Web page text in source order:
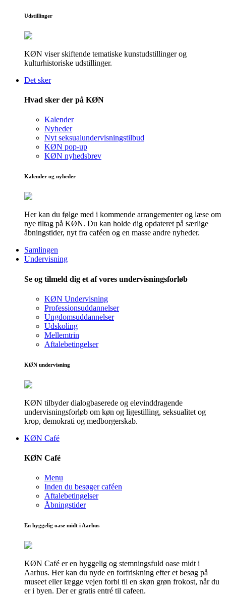
Udstillinger
KØN viser skiftende tematiske kunstudstillinger og
kulturhistoriske udstillinger.
Det sker
Hvad sker der på KØN
Kalender
Nyheder
Nyt seksualundervisningstilbud
KØN pop-up
KØN nyhedsbrev
Kalender og nyheder
Her kan du følge med i kommende arrangementer og læse om
nye tiltag på KØN. Du kan holde dig opdateret på særlige
åbningstider, nyt fra caféen og en masse andre nyheder.
Samlingen
Undervisning
Se og tilmeld dig et af vores undervisningsforløb
KØN Undervisning
Professionsuddannelser
Ungdomsuddannelser
Udskoling
Mellemtrin
Aftalebetingelser
KØN undervisning
KØN tilbyder dialogbaserede og elevinddragende
undervisningsforløb om køn og ligestilling, seksualitet og
krop, demokrati og medborgerskab.
KØN Café
KØN Café
Menu
Inden du besøger caféen
Aftalebetingelser
Åbningstider
En hyggelig oase midt i Aarhus
KØN Café er en hyggelig og stemningsfuld oase midt i
Aarhus. Her kan du nyde en forfriskning efter et besøg på
museet eller lægge vejen forbi til en skøn grøn frokost, når du
er i byen. Der er gratis entré til cafeen.